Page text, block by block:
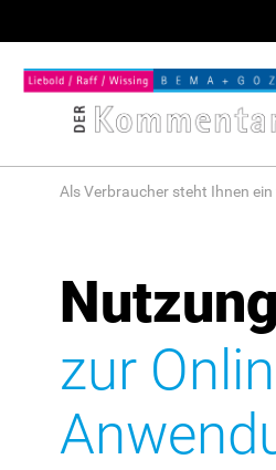
Als Verbraucher steht Ihnen
zur